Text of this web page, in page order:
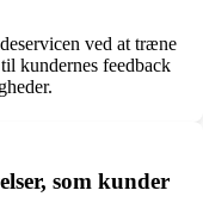
ved at træne
kundernes feedback
som kunder